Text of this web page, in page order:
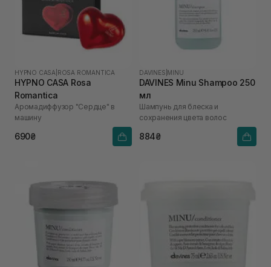
HYPNO CASA ROSA ROMANTICA
HYPNO CASA Rosa
Romantica
Аромадиффузор "Сердце" в
машину
690₴
DAVINES MINU
DAVINES Minu Shampoo 250
мл
Шампунь для блеска и
сохранения цвета волос
884₴